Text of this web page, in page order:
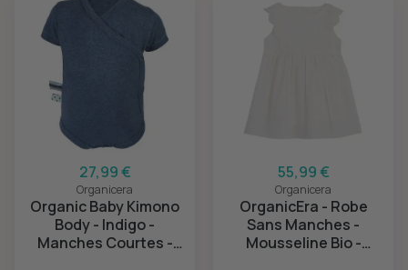
27,99 €
Organicera
Organic Baby Kimono
Body - Indigo -
Manches Courtes -
55,99 €
Organicera
OrganicEra - Robe
Sans Manches -
Mousseline Bio -